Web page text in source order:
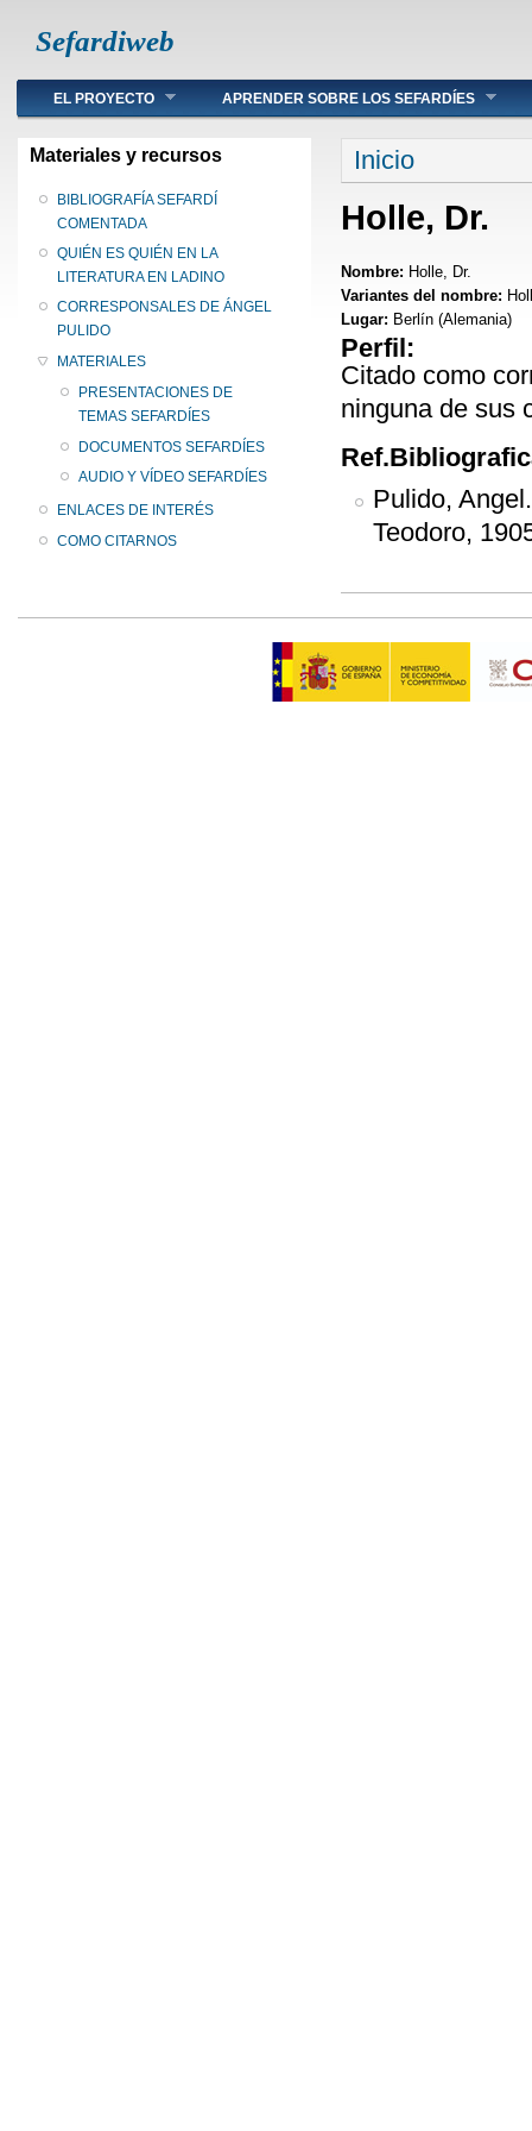
Sefardiweb
Main menu
EL PROYECTO APRENDER SOBRE LOS SEFARDÍES
Materiales y recursos
BIBLIOGRAFÍA SEFARDÍ
COMENTADA
QUIÉN ES QUIÉN EN LA
LITERATURA EN LADINO
CORRESPONSALES DE ÁNGEL
PULIDO
MATERIALES
PRESENTACIONES DE
TEMAS SEFARDÍES
DOCUMENTOS SEFARDÍES
AUDIO Y VÍDEO SEFARDÍES
ENLACES DE INTERÉS
COMO CITARNOS
Se encuentra
Inicio
Holle, Dr.
Nombre: Holle, Dr.
Variantes del nombre:
Lugar: Berlín (Alemania)
Perfil:
Citado como
ninguna de sus
Pulido,
Teodoro,